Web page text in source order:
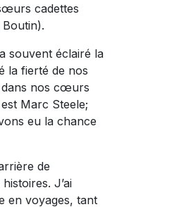
cadettes
souvent éclairé la
la fierté de nos
dans nos cœurs
Marc Steele;
eu la chance
de
J’ai
en voyages, tant